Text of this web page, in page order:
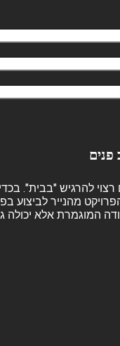
רצוי להרגיש "בבית".
מהנייר לביצוע
המוגמרת אלא